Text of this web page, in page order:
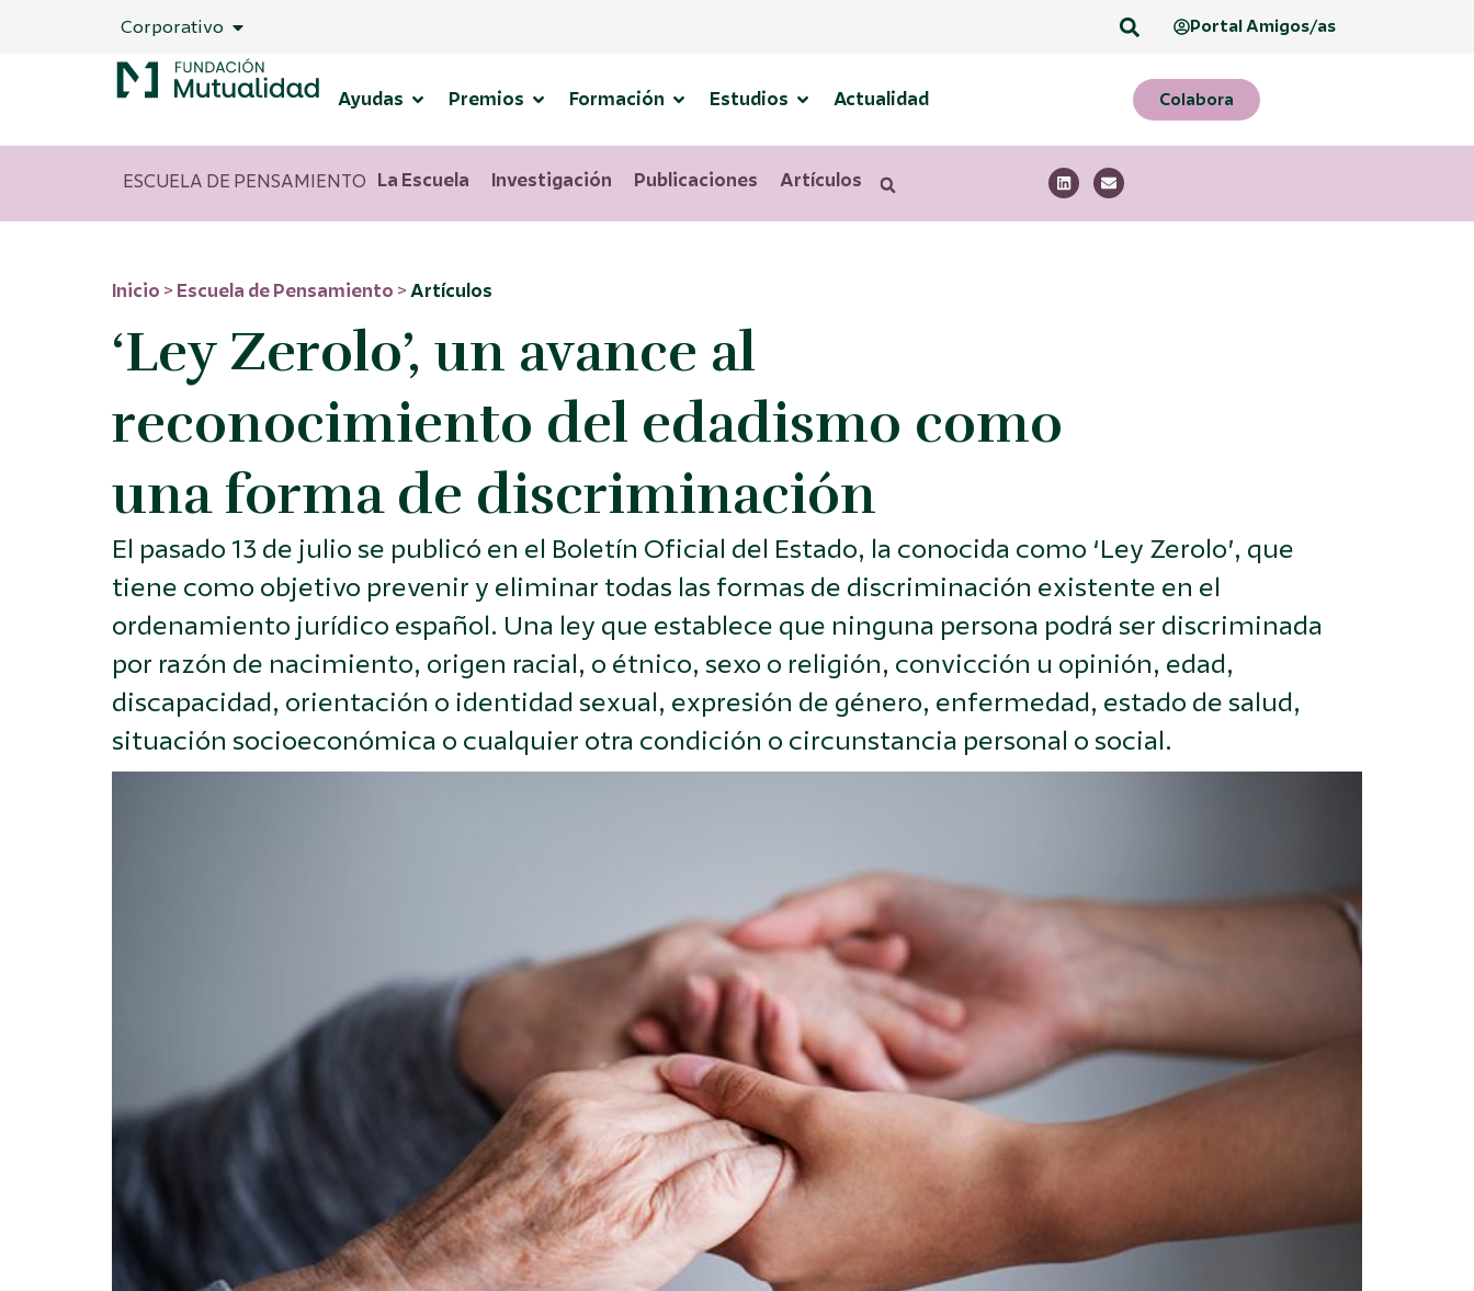
Corporativo Portal Amigos/as
Ayudas Premios Formación Estudios Actualidad Colabora
ESCUELA DE PENSAMIENTO La Escuela Investigación Publicaciones Artículos
Inicio > Escuela de Pensamiento >Artículos
‘Ley Zerolo’, un avance al
reconocimiento del edadismo como
una forma de discriminación
El pasado 13 de julio se publicó en el Boletín Oficial del Estado, la conocida como ‘Ley Zerolo’, que
tiene como objetivo prevenir y eliminar todas las formas de discriminación existente en el
ordenamiento jurídico español. Una ley que establece que ninguna persona podrá ser discriminada
por razón de nacimiento, origen racial, o étnico, sexo o religión, convicción u opinión, edad,
discapacidad, orientación o identidad sexual, expresión de género, enfermedad, estado de salud,
situación socioeconómica o cualquier otra condición o circunstancia personal o social.